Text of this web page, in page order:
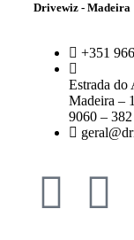
Drivewiz - Madeira
+351
Estrada do
Madeira –
9060 –